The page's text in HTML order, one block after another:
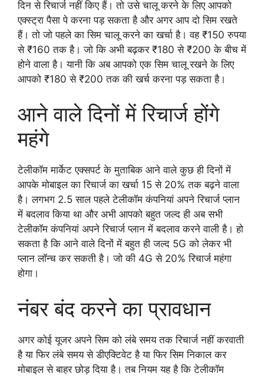
दिन से रिचार्ज नहीं किए हैं। तो उसे चालू करने के लिए आपको
एक्स्ट्रा पैसा पे करना पड़ सकता है और अगर आप दो सिम रखते
हैं। तो जो पहले का सिम चालू करने का खर्चा है। वह ₹150 रुपया
से ₹160 तक है। जो कि अभी बढ़कर ₹180 से ₹200 के बीच में
होने वाला है। यानी कि अब आपको एक सिम चालू रखने के लिए
आपको ₹180 से ₹200 तक की खर्च करना पड़ सकता है।
आने वाले दिनों में रिचार्ज होंगे
महंगे
टेलीकॉम मार्केट एक्सपर्ट के मुताबिक आने वाले कुछ ही दिनों में
आपके मोबाइल का रिचार्ज का खर्चा 15 से 20% तक बढ़ने वाला
है। लगभग 2.5 साल पहले टेलीकॉम कंपनियां अपने रिचार्ज प्लान
में बदलाव किया था और अभी आपको बहुत जल्द ही अब सभी
टेलीकॉम कंपनियां अपने रिचार्ज प्लान में बदलाव करने वाली है। हो
सकता है कि आने वाले दिनों में बहुत ही जल्द 5G को लेकर भी
प्लान लॉन्च कर सकती है। जो की 4G से 20% रिचार्ज महंगा
होगा।
नंबर बंद करने का प्रावधान
अगर कोई यूजर अपने सिम को लंबे समय तक रिचार्ज नहीं करवाती
है या फिर लंबे समय से डीएक्टिवेट है या फिर सिम निकाल कर
मोबाइल से बाहर छोड़ दिया है। तब नियम यह है कि टेलीकॉम